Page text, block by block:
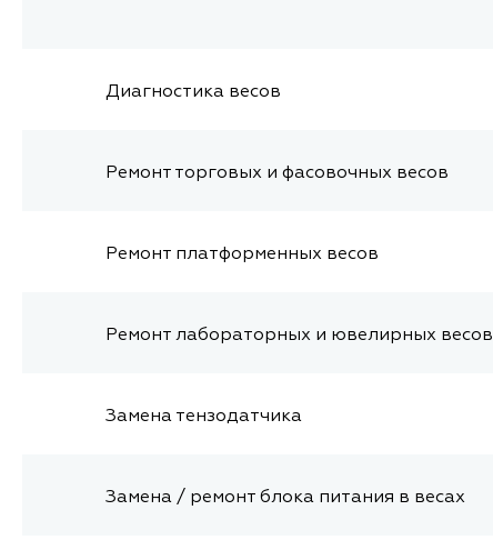
Диагностика весов
Ремонт торговых и фасовочных весов
Ремонт платформенных весов
Ремонт лабораторных и ювелирных весов
Замена тензодатчика
Замена / ремонт блока питания в весах